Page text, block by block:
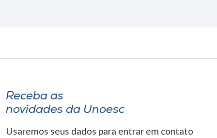
Receba as
novidades da Unoesc
Usaremos seus dados para entrar em contato